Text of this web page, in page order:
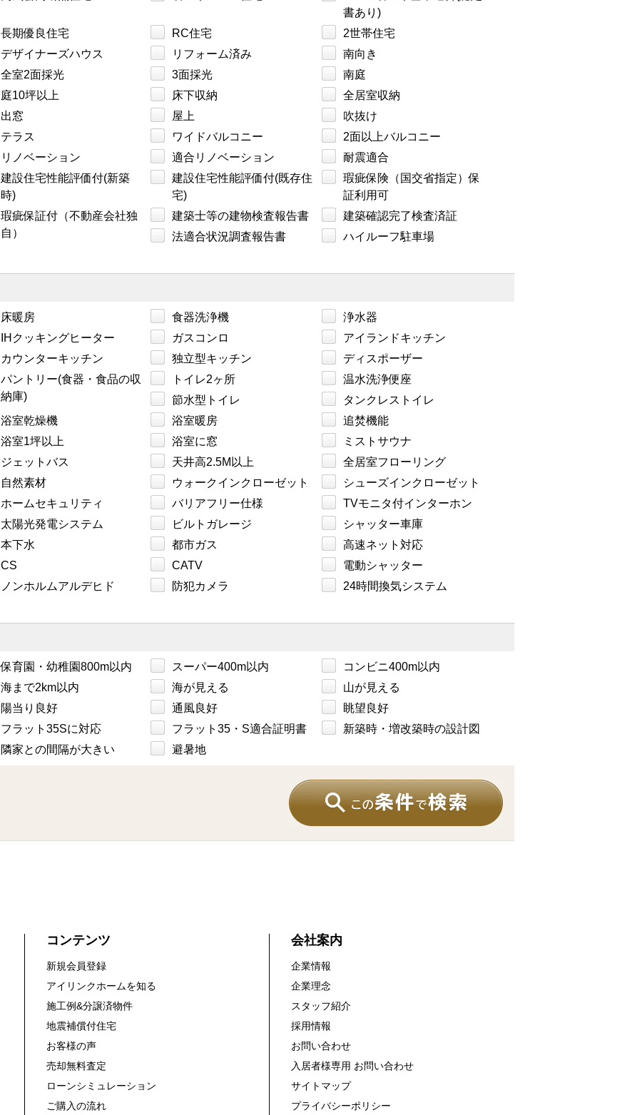
書あり)
長期優良住宅 RC住宅
2世帯住宅
デザイナーズハウス リフォーム済み
南向き
全室2面採光 3面採光
南庭
庭10坪以上 床下収納
全居室収納
出窓 屋上
吹抜け
テラス ワイドバルコニー
2面以上バルコニー
リノベーション 適合リノベーション
耐震適合
建設住宅性能評価付(新築
時)
建設住宅性能評価付(既存住
宅)
瑕疵保険（国交省指定）保
証利用可
瑕疵保証付（不動産会社独
自）
建築士等の建物検査報告書
建築確認完了検査済証
法適合状況調査報告書
ハイルーフ駐車場
床暖房 食器洗浄機
浄水器
IHクッキングヒーター ガスコンロ
アイランドキッチン
カウンターキッチン 独立型キッチン
ディスポーザー
パントリー(食器・食品の収
納庫)
トイレ2ヶ所
温水洗浄便座
節水型トイレ
タンクレストイレ
浴室乾燥機 浴室暖房
追焚機能
浴室1坪以上 浴室に窓
ミストサウナ
ジェットバス 天井高2.5M以上
全居室フローリング
自然素材 ウォークインクローゼット
シューズインクローゼット
ホームセキュリティ バリアフリー仕様
TVモニタ付インターホン
太陽光発電システム ビルトガレージ
シャッター車庫
本下水 都市ガス
高速ネット対応
CS CATV
電動シャッター
ノンホルムアルデヒド 防犯カメラ
24時間換気システム
保育園・幼稚園800m以内 スーパー400m以内
コンビニ400m以内
海まで2km以内 海が見える
山が見える
陽当り良好 通風良好
眺望良好
フラット35Sに対応 フラット35・S適合証明書
新築時・増改築時の設計図
隣家との間隔が大きい 避暑地
コンテンツ
新規会員登録
アイリンクホームを知る
施工例&分譲済物件
地震補償付住宅
お客様の声
売却無料査定
ローンシミュレーション
ご購入の流れ
会社案内
企業情報
企業理念
スタッフ紹介
採用情報
お問い合わせ
入居者様専用 お問い合わせ
サイトマップ
プライバシーポリシー